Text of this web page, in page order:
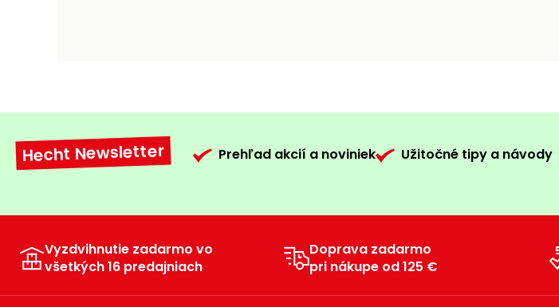
Hecht Newsletter Prehľad akcií a noviniek Užitočné tipy a návody
Vyzdvihnutie zadarmo vo
všetkých 16 predajniach
Doprava zadarmo
pri nákupe od 125 €